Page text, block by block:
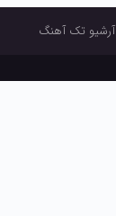
آرشیو تک آهنگ